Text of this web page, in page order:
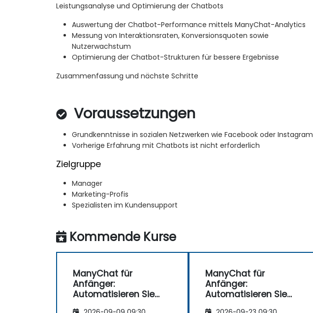
Leistungsanalyse und Optimierung der Chatbots
Auswertung der Chatbot-Performance mittels ManyChat-Analytics
Messung von Interaktionsraten, Konversionsquoten sowie
Nutzerwachstum
Optimierung der Chatbot-Strukturen für bessere Ergebnisse
Zusammenfassung und nächste Schritte
Voraussetzungen
Grundkenntnisse in sozialen Netzwerken wie Facebook oder Instagram
Vorherige Erfahrung mit Chatbots ist nicht erforderlich
Zielgruppe
Manager
Marketing-Profis
Spezialisten im Kundensupport
Kommende Kurse
ManyChat für
Anfänger:
Automatisieren Sie
ManyChat für
Anfänger:
Automatisieren Sie